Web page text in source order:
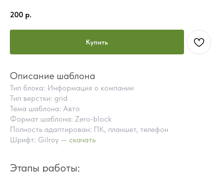
200 р.
Купить
Описание шаблона
Тип блока: Информация о компании
Тип верстки: grid
Тема шаблона: Авто
Формат шаблона: Zero-block
Полность адаптирован: ПК, планшет, телефон
Шрифт: Gilroy — скачать
Этапы работы:
ПОЧЕМУ СТОИТ КУПИТЬ
ВМЕСТО ЗАКАЗА